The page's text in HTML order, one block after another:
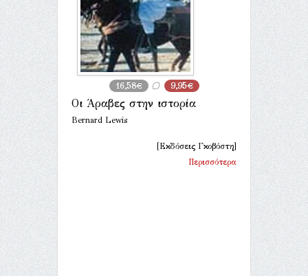
16,58€ 9,95€
Οι Άραβες στην ιστορία
Bernard Lewis
[Εκδόσεις Γκοβόστη]
Περισσότερα